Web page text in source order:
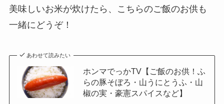
美味しいお米が炊けたら、こちらのご飯のお供も
一緒にどうぞ！
あわせて読みたい
ホンマでっかTV【ご飯のお供！ふ
らの豚そぼろ・山うにとうふ・山
椒の実・豪憲スパイスなど】